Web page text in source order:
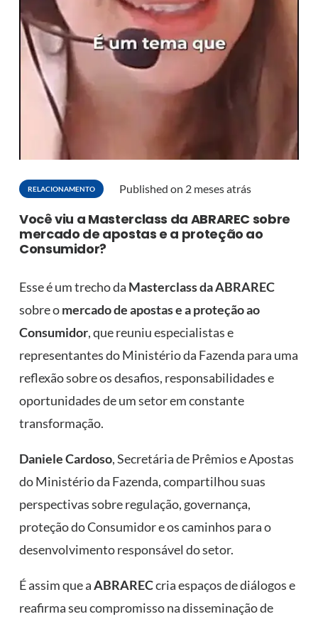
RELACIONAMENTO Published on 2 meses atrás
Você viu a Masterclass da ABRAREC sobre
mercado de apostas e a proteção ao
Consumidor?
Esse é um trecho da Masterclass da ABRAREC
sobre omercado de apostas e a proteção ao
Consumidor, que reuniu especialistas e
representantes do Ministério da Fazenda para uma
reflexão sobre os desafios, responsabilidades e
oportunidades de um setor em constante
transformação.
Daniele Cardoso, Secretária de Prêmios e Apostas
do Ministério da Fazenda, compartilhou suas
perspectivas sobre regulação, governança,
proteção do Consumidor e os caminhos para o
desenvolvimento responsável do setor.
É assim que aABRARECcria espaços de diálogos e
reafirma seu compromisso na disseminação de